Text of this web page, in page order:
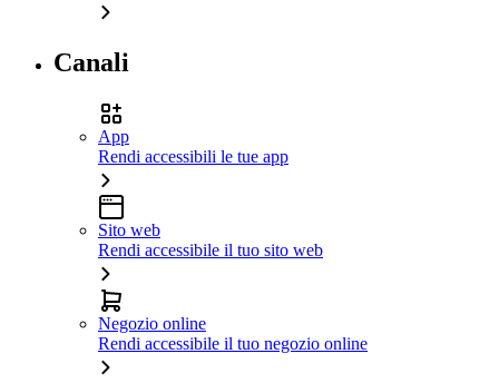
Canali
App
Rendi accessibili le tue app
Sito web
Rendi accessibile il tuo sito web
Negozio online
Rendi accessibile il tuo negozio online